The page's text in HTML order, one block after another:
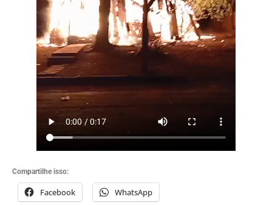
Compartilhe isso:
Facebook WhatsApp